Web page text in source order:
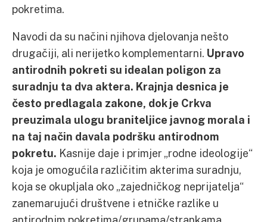
pokretima.
Navodi da su načini njihova djelovanja nešto
drugačiji, ali nerijetko komplementarni. Upravo
antirodnih pokreti su idealan poligon za
suradnju ta dva aktera. Krajnja desnica je
često predlagala zakone, dok je Crkva
preuzimala ulogu braniteljice javnog morala i
na taj način davala podršku antirodnom
pokretu. Kasnije daje i primjer „rodne ideologije“
koja je omogućila različitim akterima suradnju,
koja se okupljala oko „zajedničkog neprijatelja“
zanemarujući društvene i etničke razlike u